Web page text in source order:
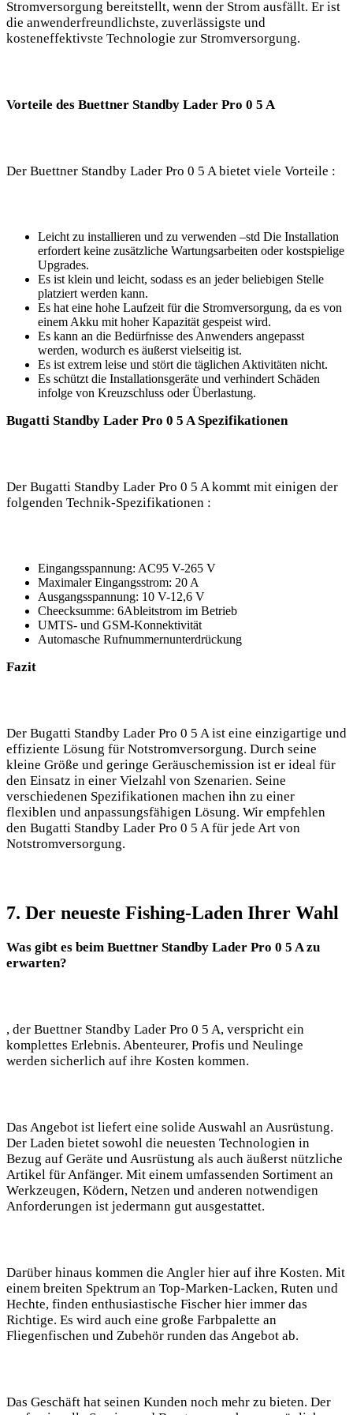
Stromversorgung bereitstellt, wenn der Strom⁤ ausfällt. Er ist
die anwenderfreundlichste, zuverlässigste ⁤und⁢
kosteneffektivste ‌Technologie‍ zur ⁢Stromversorgung.
Vorteile des Buettner Standby Lader‌ Pro 0 5 A
Der Buettner Standby Lader Pro 0 ⁤5 A bietet​ viele Vorteile :
Leicht zu installieren und zu verwenden –std Die Installation
erfordert ⁢keine zusätzliche‌ Wartungsarbeiten oder kostspielige
Upgrades.
Es‍ ist klein und leicht, sodass es an jeder beliebigen ⁢Stelle⁤
platziert‍ werden kann.
Es hat eine ⁣hohe Laufzeit für ‌die Stromversorgung, da⁤ es von
einem Akku mit hoher Kapazität gespeist wird.
Es ​kann an die Bedürfnisse des Anwenders angepasst
werden, wodurch es ​äußerst vielseitig ist.
Es‍ ist extrem leise und stört⁢ die ‍täglichen⁤ Aktivitäten nicht.
Es schützt die ‍Installationsgeräte und verhindert​ Schäden
infolge von ⁢Kreuzschluss oder ‍Überlastung.
Bugatti⁤ Standby Lader Pro 0 5 A ‍Spezifikationen
Der‌ Bugatti Standby ⁣Lader Pro ‍0 5 A kommt mit einigen der
folgenden Technik-Spezifikationen :
Eingangsspannung: AC95 ‍V-265 V
Maximaler Eingangsstrom:⁤ 20 A
Ausgangsspannung:⁤ 10⁤ V-12,6 V
Cheecksumme: 6Ableitstrom⁤ im Betrieb
UMTS-⁢ und GSM-Konnektivität
Automasche Rufnummernunterdrückung
Fazit
Der Bugatti⁣ Standby ⁢Lader Pro 0 5⁤ A ist eine ​einzigartige und
effiziente Lösung für Notstromversorgung. Durch seine
kleine Größe und geringe Geräuschemission ist‌ er ideal für
den Einsatz in ‌einer Vielzahl von Szenarien. Seine
verschiedenen Spezifikationen ​machen ihn zu einer
flexiblen und ⁤anpassungsfähigen Lösung. Wir ‌empfehlen
den ​Bugatti⁣ Standby Lader Pro ​0​ 5‌ A für jede Art ​von
Notstromversorgung.
7.‍ Der neueste Fishing-Laden​ Ihrer Wahl
Was gibt es beim⁤ Buettner Standby Lader Pro 0​ 5 ​A zu
erwarten?
, der⁤ Buettner Standby Lader Pro⁤ 0 5 A,⁢ verspricht ein
komplettes Erlebnis. Abenteurer, Profis und Neulinge
werden sicherlich auf ⁢ihre Kosten kommen.
Das Angebot ist liefert eine ⁣solide⁢ Auswahl an Ausrüstung.
Der Laden bietet sowohl⁢ die neuesten Technologien in
Bezug auf Geräte und ⁤Ausrüstung als auch äußerst nützliche
Artikel für ‌Anfänger. Mit einem umfassenden‍ Sortiment an
Werkzeugen, Ködern, Netzen und ‌anderen ⁢notwendigen
Anforderungen ist jedermann gut ausgestattet.
Darüber hinaus kommen die Angler hier auf​ ihre Kosten. Mit
einem breiten Spektrum an Top-Marken-Lacken, Ruten​ und
⁢Hechte,‌ finden enthusiastische‌ Fischer hier immer das
Richtige. Es⁢ wird ​auch eine​ große Farbpalette an
Fliegenfischen und Zubehör runden ⁢das Angebot ab.
Das Geschäft hat seinen Kunden noch mehr zu bieten. Der